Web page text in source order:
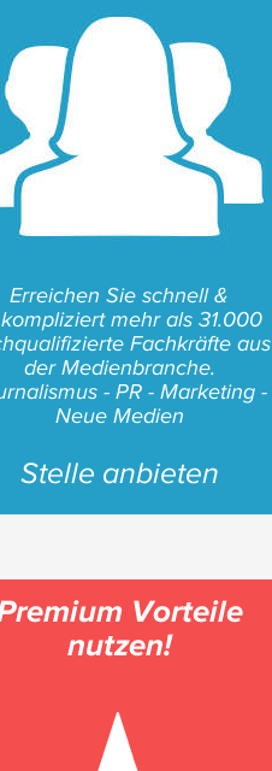
Erreichen Sie schnell &
mehr als 31.000
Fachkräfte aus
der Medienbranche.
- PR - Marketing -
Neue Medien
Stelle anbieten
Vorteile
nutzen!